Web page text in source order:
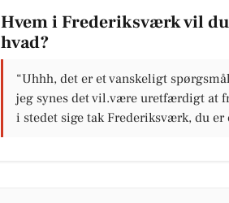
Hvem i Frederiksværk vil
hvad?
“Uhhh, det er et vanskeligt
jeg synes det vil.være uretfærdigt at
i stedet sige tak Frederiksværk, du er